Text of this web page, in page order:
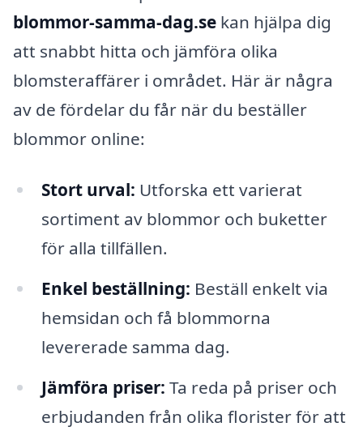
blommor-samma-dag.se kan hjälpa dig
att snabbt hitta och jämföra olika
blomsteraffärer i området. Här är några
av de fördelar du får när du beställer
blommor online:
Stort urval: Utforska ett varierat
sortiment av blommor och buketter
för alla tillfällen.
Enkel beställning: Beställ enkelt via
hemsidan och få blommorna
levererade samma dag.
Jämföra priser: Ta reda på priser och
erbjudanden från olika florister för att